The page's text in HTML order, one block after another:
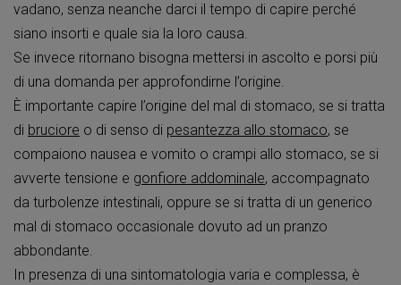
vadano, senza neanche darci il tempo di capire perché
siano insorti e quale sia la loro causa.
Se invece ritornano bisogna mettersi in ascolto e porsi più
di una domanda per approfondirne l’origine.
È importante capire l’origine del mal di stomaco, se si tratta
di bruciore o di senso di pesantezza allo stomaco, se
compaiono nausea e vomito o crampi allo stomaco, se si
avverte tensione e gonfiore addominale, accompagnato
da turbolenze intestinali, oppure se si tratta di un generico
mal di stomaco occasionale dovuto ad un pranzo
abbondante.
In presenza di una sintomatologia varia e complessa, è